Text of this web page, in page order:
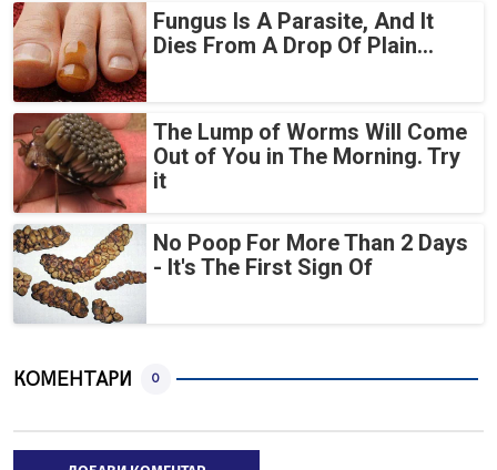
Fungus Is A Parasite, And It
Dies From A Drop Of Plain...
The Lump of Worms Will Come
Out of You in The Morning. Try
it
No Poop For More Than 2 Days
- It's The First Sign Of
КОМЕНТАРИ 0